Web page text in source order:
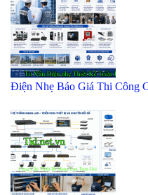
Điện Nhẹ Báo Giá Thi Công